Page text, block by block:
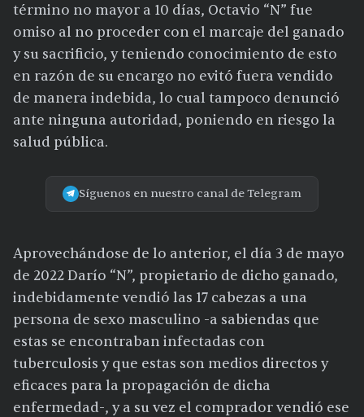
término no mayor a 10 días, Octavio “N” fue
omiso al no proceder con el marcaje del ganado
y su sacrificio, y teniendo conocimiento de esto
en razón de su encargo no evitó fuera vendido
de manera indebida, lo cual tampoco denunció
ante ninguna autoridad, poniendo en riesgo la
salud pública.
Síguenos en nuestro canal de Telegram
Aprovechándose de lo anterior, el día 3 de mayo
de 2022 Darío “N”, propietario de dicho ganado,
indebidamente vendió las 17 cabezas a una
persona de sexo masculino -a sabiendas que
estas se encontraban infectadas con
tuberculosis y que estas son medios directos y
eficaces para la propagación de dicha
enfermedad-, y a su vez el comprador vendió ese